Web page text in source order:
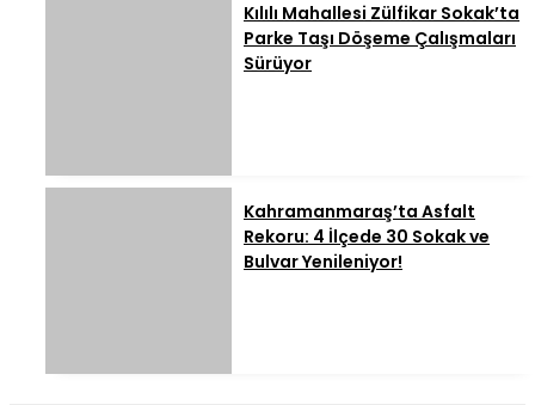
Kılılı Mahallesi Zülfikar Sokak’ta
Parke Taşı Döşeme Çalışmaları
Sürüyor
Kahramanmaraş’ta Asfalt
Rekoru: 4 İlçede 30 Sokak ve
Bulvar Yenileniyor!